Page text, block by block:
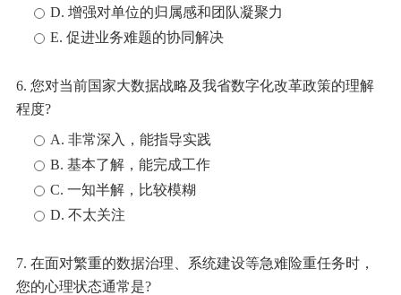
D. 增强对单位的归属感和团队凝聚力
E. 促进业务难题的协同解决
6. 您对当前国家大数据战略及我省数字化改革政策的理解
程度?
A. 非常深入，能指导实践
B. 基本了解，能完成工作
C. 一知半解，比较模糊
D. 不太关注
7. 在面对繁重的数据治理、系统建设等急难险重任务时，
您的心理状态通常是?